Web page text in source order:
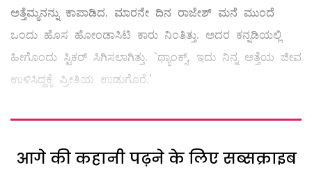
ಅತ್ತೆಮ್ಮನನ್ನು ಕಾಪಾಡಿದ. ಮಾರನೇ ದಿನ ರಾಜೇಶ್‌ ಮನೆ ಮುಂದೆ
ಒಂದು ಹೊಸ ಹೋಂಡಾಸಿಟಿ ಕಾರು ನಿಂತಿತ್ತು. ಅದರ ಕನ್ನಡಿಯಲ್ಲಿ
ಹೀಗೊಂದು ಸ್ಟಿಕರ್‌ ಸಿಗಿಸಲಾಗಿತ್ತು. `ಥ್ಯಾಂಕ್ಸ್, ಇದು ನಿನ್ನ ಅತ್ತೆಯ ಜೀವ
ಉಳಿಸಿದ್ದಕ್ಕೆ ಪ್ರೀತಿಯ ಉಡುಗೊರೆ.'
आगे की कहानी पढ़ने के लिए सब्सक्राइब